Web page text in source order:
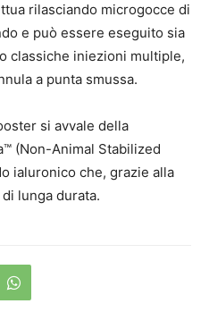
rilasciando microgocce di
e può essere eseguito sia
classiche iniezioni multiple,
a punta smussa.
si avvale della
(Non-Animal Stabilized
ialuronico che, grazie alla
lunga durata.